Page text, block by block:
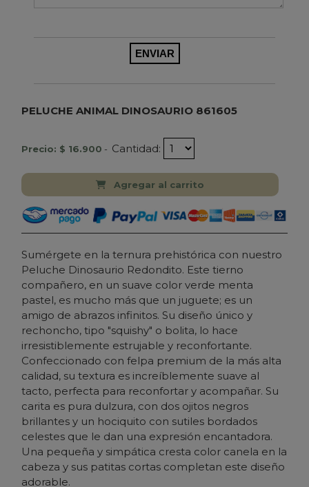
PELUCHE ANIMAL DINOSAURIO 861605
Precio: $ 16.900 - Cantidad:
Agregar al carrito
Sumérgete en la ternura prehistórica con nuestro
Peluche Dinosaurio Redondito. Este tierno
compañero, en un suave color verde menta
pastel, es mucho más que un juguete; es un
amigo de abrazos infinitos. Su diseño único y
rechoncho, tipo "squishy" o bolita, lo hace
irresistiblemente estrujable y reconfortante.
Confeccionado con felpa premium de la más alta
calidad, su textura es increíblemente suave al
tacto, perfecta para reconfortar y acompañar. Su
carita es pura dulzura, con dos ojitos negros
brillantes y un hociquito con sutiles bordados
celestes que le dan una expresión encantadora.
Una pequeña y simpática cresta color canela en la
cabeza y sus patitas cortas completan este diseño
adorable.